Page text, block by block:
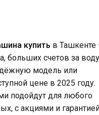
купить в Ташкенте
больших счетов за воду
модель или
цене в 2025 году.
подойдут для любого
с акциями и